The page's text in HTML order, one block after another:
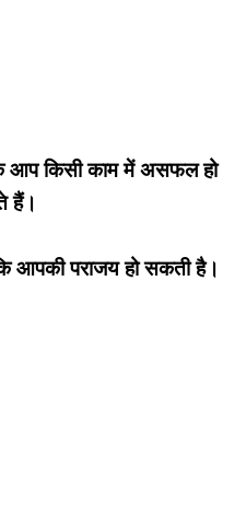
आप किसी काम में असफल हो
हैं।
आपकी पराजय हो सकती है।